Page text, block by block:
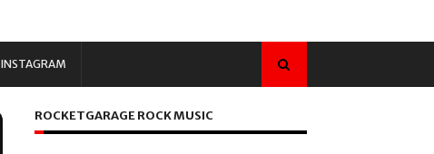
INSTAGRAM
ROCKETGARAGE ROCK MUSIC